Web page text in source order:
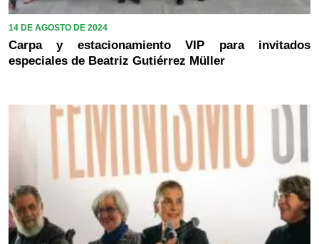
14 DE AGOSTO DE 2024
Carpa y estacionamiento VIP para invitados
especiales de Beatriz Gutiérrez Müller